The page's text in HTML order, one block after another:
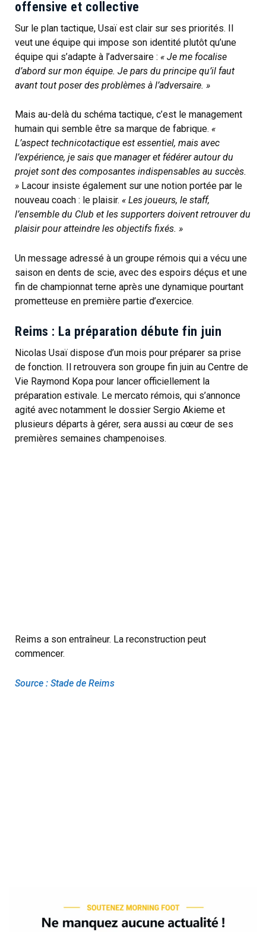
offensive et collective
Sur le plan tactique, Usaï est clair sur ses priorités. Il
veut une équipe qui impose son identité plutôt qu’une
équipe qui s’adapte à l’adversaire : « Je me focalise
d’abord sur mon équipe. Je pars du principe qu’il faut
avant tout poser des problèmes à l’adversaire. »
Mais au-delà du schéma tactique, c’est le management
humain qui semble être sa marque de fabrique. «
L’aspect technicotactique est essentiel, mais avec
l’expérience, je sais que manager et fédérer autour du
projet sont des composantes indispensables au succès.
» Lacour insiste également sur une notion portée par le
nouveau coach : le plaisir. « Les joueurs, le staff,
l’ensemble du Club et les supporters doivent retrouver du
plaisir pour atteindre les objectifs fixés. »
Un message adressé à un groupe rémois qui a vécu une
saison en dents de scie, avec des espoirs déçus et une
fin de championnat terne après une dynamique pourtant
prometteuse en première partie d’exercice.
Reims : La préparation débute fin juin
Nicolas Usaï dispose d’un mois pour préparer sa prise
de fonction. Il retrouvera son groupe fin juin au Centre de
Vie Raymond Kopa pour lancer officiellement la
préparation estivale. Le mercato rémois, qui s’annonce
agité avec notamment le dossier Sergio Akieme et
plusieurs départs à gérer, sera aussi au cœur de ses
premières semaines champenoises.
Reims a son entraîneur. La reconstruction peut
commencer.
Source : Stade de Reims